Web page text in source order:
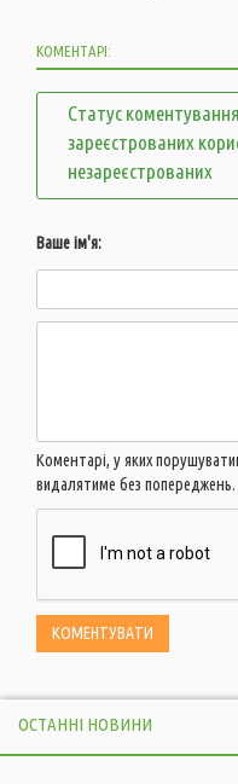
КОМЕНТАРІ:
Статус
зареєстрованих
незареєстрованих
Ваше ім'я:
Коментарі, у яких
видалятиме без попереджень.
ОСТАННІ НОВИНИ